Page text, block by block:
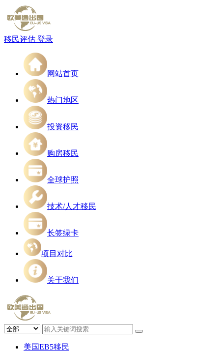
移民评估 登录
网站首页
热门地区
投资移民
购房移民
全球护照
技术/人才移民
长签绿卡
项目对比
关于我们
美国EB5移民